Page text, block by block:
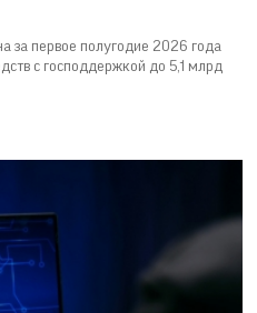
за первое полугодие 2026 года
с господдержкой до 5,1 млрд